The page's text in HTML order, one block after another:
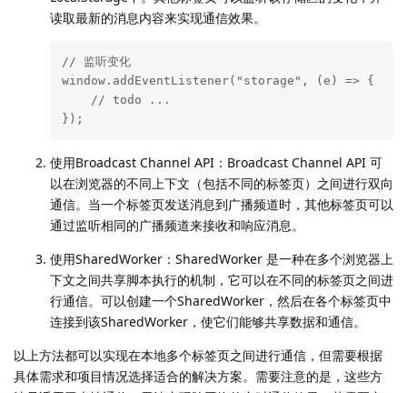
读取最新的消息内容来实现通信效果。
// 监听变化
window.addEventListener("storage", (e) => {
});
使用Broadcast Channel API：Broadcast Channel API 可
以在浏览器的不同上下文（包括不同的标签页）之间进行双向
通信。当一个标签页发送消息到广播频道时，其他标签页可以
通过监听相同的广播频道来接收和响应消息。
使用SharedWorker：SharedWorker 是一种在多个浏览器上
下文之间共享脚本执行的机制，它可以在不同的标签页之间进
行通信。可以创建一个SharedWorker，然后在各个标签页中
连接到该SharedWorker，使它们能够共享数据和通信。
以上方法都可以实现在本地多个标签页之间进行通信，但需要根据
具体需求和项目情况选择适合的解决方案。需要注意的是，这些方